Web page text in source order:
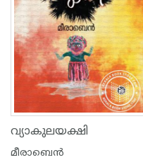
വ്യാകുലയക്ഷി
മീരാബെൻ